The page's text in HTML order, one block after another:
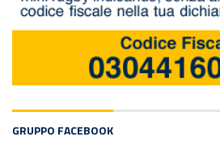
GRUPPO FACEBOOK